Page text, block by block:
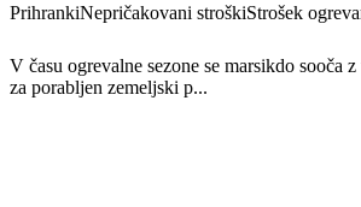
PrihrankiNepričakovani stroškiStrošek
V času ogrevalne sezone se marsikdo sooča
za porabljen zemeljski p...